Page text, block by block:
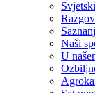
Naši
U